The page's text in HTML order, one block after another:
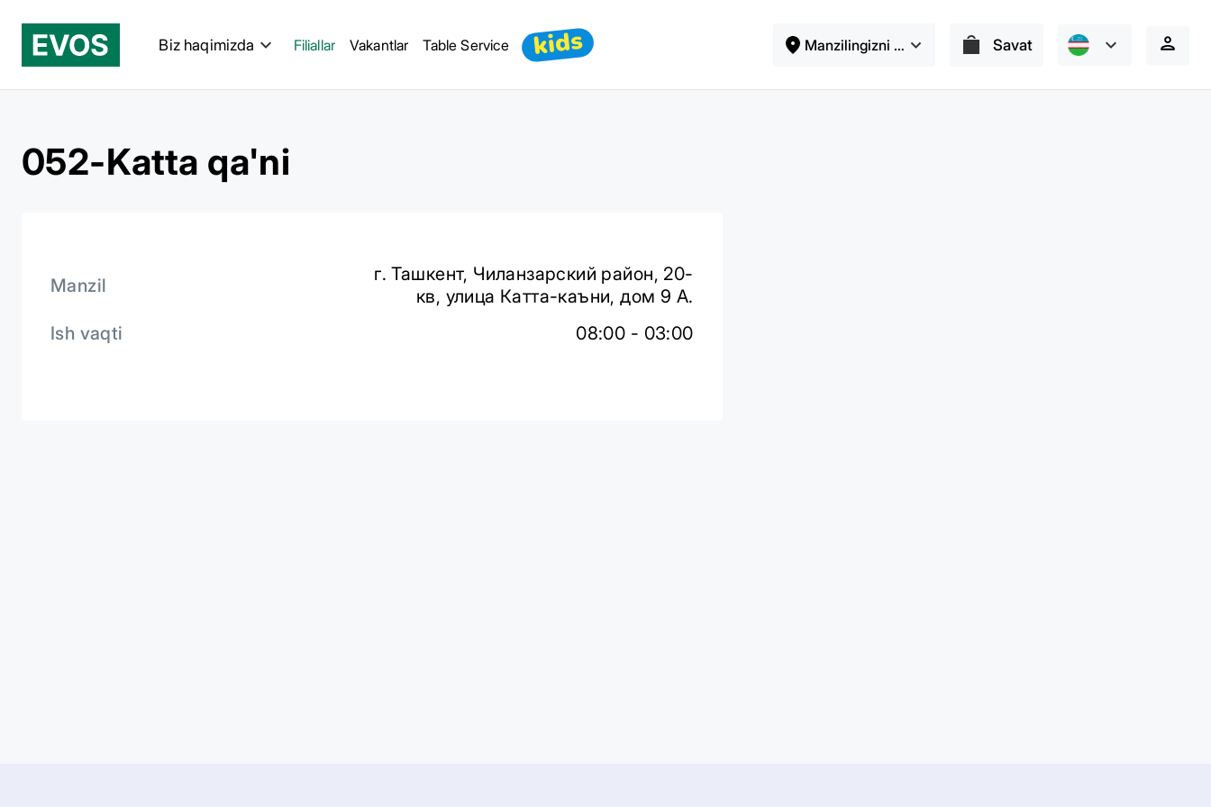
Biz haqimizda Filiallar Vakantlar Table Service kids Manzilingizni tanlang Savat
052-Katta qa'ni
Manzil
г. Ташкент, Чиланзарский район, 20-
кв, улица Катта-каъни, дом 9 А.
Ish vaqti
08:00 - 03:00